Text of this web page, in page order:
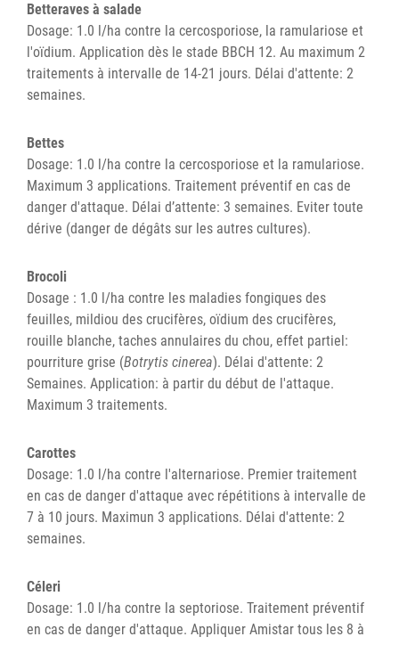
Betteraves à salade
Dosage: 1.0 l/ha contre la cercosporiose, la ramulariose et
l'oïdium. Application dès le stade BBCH 12. Au maximum 2
traitements à intervalle de 14-21 jours. Délai d'attente: 2
semaines.
Bettes
Dosage: 1.0 l/ha contre la cercosporiose et la ramulariose.
Maximum 3 applications. Traitement préventif en cas de
danger d'attaque. Délai d’attente: 3 semaines. Eviter toute
dérive (danger de dégâts sur les autres cultures).
Brocoli
Dosage : 1.0 l/ha contre les maladies fongiques des
feuilles, mildiou des crucifères, oïdium des crucifères,
rouille blanche, taches annulaires du chou, effet partiel:
pourriture grise (Botrytis cinerea). Délai d'attente: 2
Semaines. Application: à partir du début de l'attaque.
Maximum 3 traitements.
Carottes
Dosage: 1.0 l/ha contre l'alternariose. Premier traitement
en cas de danger d'attaque avec répétitions à intervalle de
7 à 10 jours. Maximun 3 applications. Délai d'attente: 2
semaines.
Céleri
Dosage: 1.0 l/ha contre la septoriose. Traitement préventif
en cas de danger d'attaque. Appliquer Amistar tous les 8 à